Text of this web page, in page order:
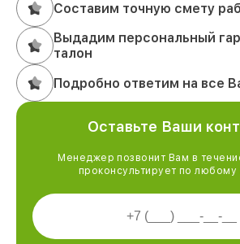
Составим точную смету
Выдадим персональный
талон
Подробно ответим на все
Оставьте Ваши
Менеджер позвонит Вам в
проконсультирует по любому